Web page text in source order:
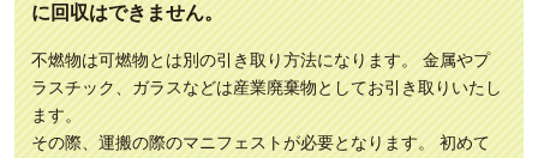
に回収はできません。
不燃物は可燃物とは別の引き取り方法になります。 金属やプ
ラスチック、ガラスなどは産業廃棄物としてお引き取りいたし
ます。
その際、運搬の際のマニフェストが必要となります。 初めて